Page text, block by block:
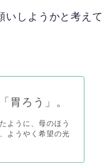
いしようかと考えて
胃ろう」。
ように、母のほう
ようやく希望の光